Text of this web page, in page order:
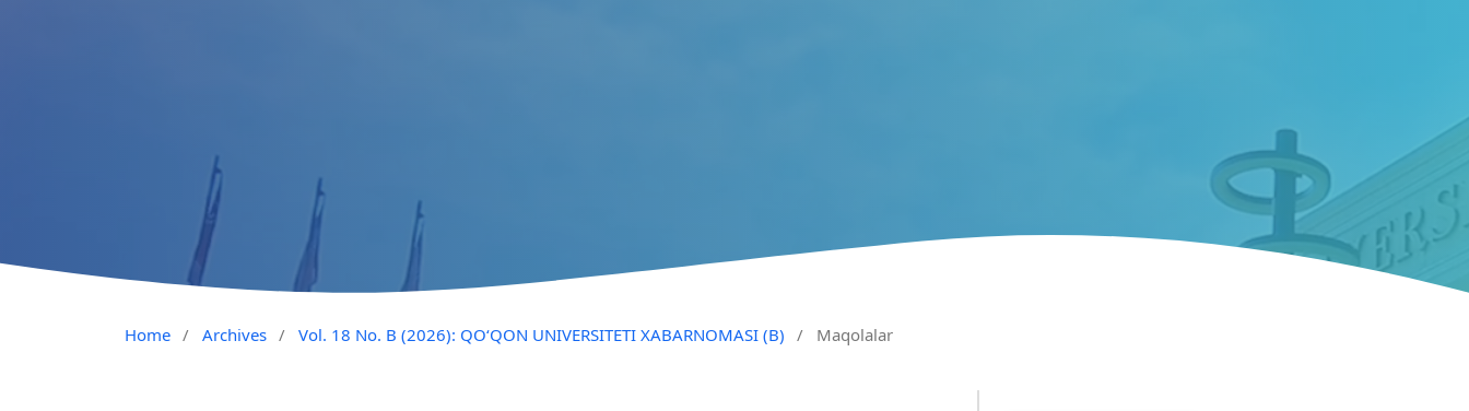
Home / Archives / Vol. 18 No. B (2026): QO‘QON UNIVERSITETI XABARNOMASI (B) / Maqolalar